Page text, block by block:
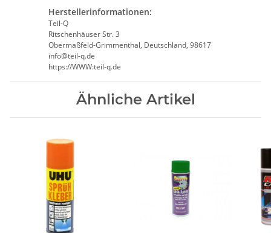
Herstellerinformationen:
Teil-Q
Ritschenhäuser Str. 3
Obermaßfeld-Grimmenthal, Deutschland, 98617
info@teil-q.de
https://WWW:teil-q.de
Ähnliche Artikel